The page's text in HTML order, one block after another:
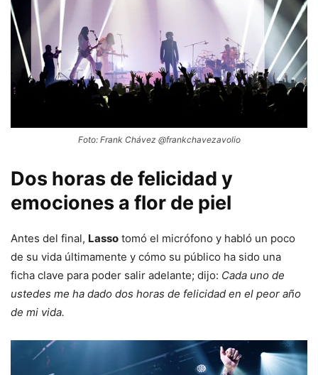
Foto: Frank Chávez @frankchavezavolio
Dos horas de felicidad y
emociones a flor de piel
Antes del final, Lasso tomó el micrófono y habló un poco
de su vida últimamente y cómo su público ha sido una
ficha clave para poder salir adelante; dijo: Cada uno de
ustedes me ha dado dos horas de felicidad en el peor año
de mi vida.